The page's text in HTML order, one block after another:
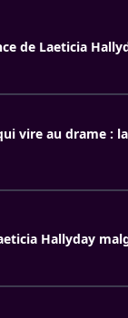
de Laeticia
vire au drame :
Hallyday